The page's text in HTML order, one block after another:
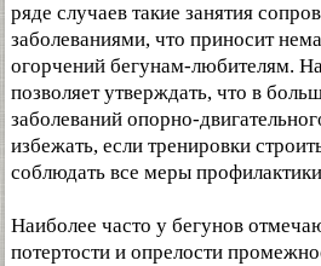
ряде случаев такие занятия
заболеваниями, что приносит
огорчений бегунам-любителям.
позволяет утверждать, что в
заболеваний опорно-
избежать, если тренировки
соблюдать все меры
Наиболее часто у бегунов
потертости и опрелости